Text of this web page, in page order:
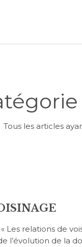
Tous les articles
Les relations de
l’évolution de la